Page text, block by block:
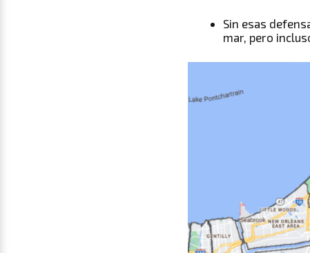
Sin esas
mar, pero